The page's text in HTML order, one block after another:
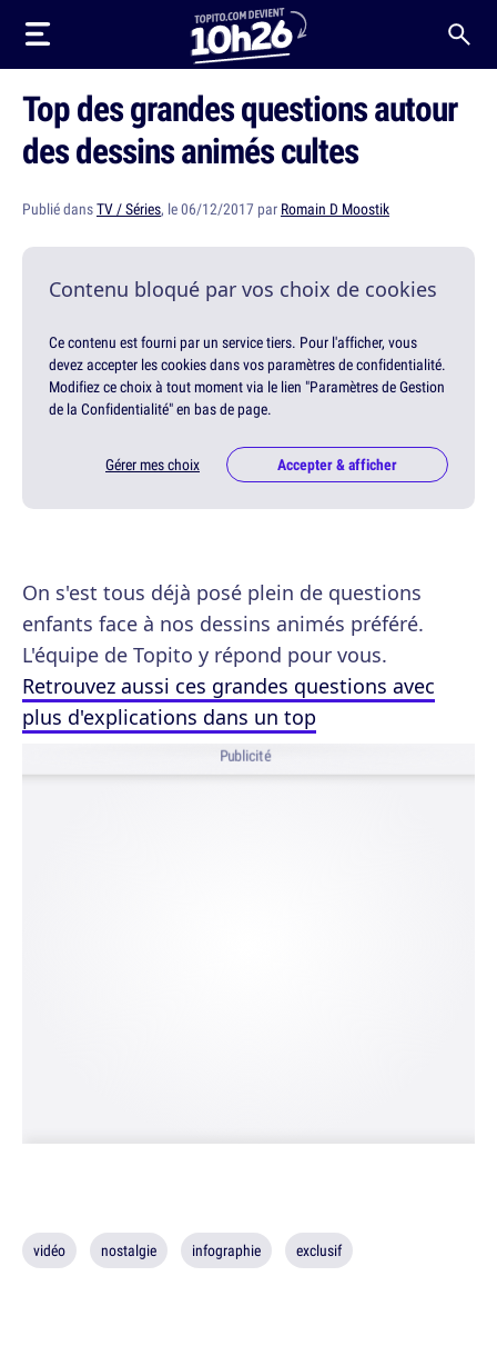
Top des grandes questions autour
des dessins animés cultes
Publié dansTV / Séries, le 06/12/2017 par Romain D Moostik
Contenu bloqué par vos choix de cookies
Ce contenu est fourni par un service tiers. Pour l'afficher, vous
devez accepter les cookies dans vos paramètres de confidentialité.
Modifiez ce choix à tout moment via le lien "Paramètres de Gestion
de la Confidentialité" en bas de page.
Gérer mes choix Accepter & afficher
On s'est tous déjà posé plein de questions
enfants face à nos dessins animés préféré.
L'équipe de Topito y répond pour vous.
Retrouvez aussi ces grandes questions avec
plus d'explications dans un top
Publicité
vidéo nostalgie infographie exclusif